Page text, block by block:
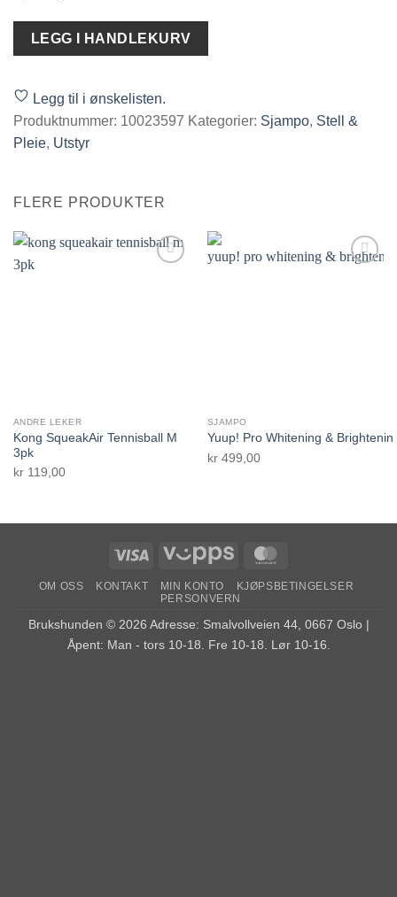
LEGG I HANDLEKURV
Legg til i ønskelisten.
Produktnummer: 10023597 Kategorier: Sjampo, Stell &
Pleie, Utstyr
FLERE PRODUKTER
ANDRE LEKER
Kong SqueakAir Tennisball M
3pk
kr119,00
SJAMPO
Yuup! Pro Whitening &
kr499,00
Visa Vipps
OM OSS KONTAKT MIN KONTO
KJØPSBETINGELSER
PERSONVERN
Brukshunden © 2026 Adresse: Smalvollveien 44, 0667 Oslo |
Åpent: Man - tors 10-18. Fre 10-18. Lør 10-16.